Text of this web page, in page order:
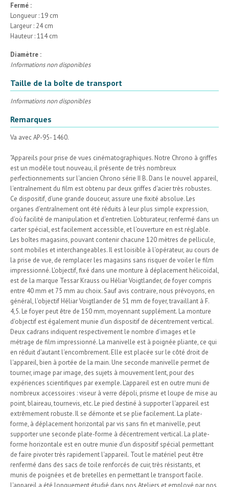
Fermé :
Longueur : 19 cm
Largeur : 24 cm
Hauteur : 114 cm
Diamètre :
Informations non disponibles
Taille de la boîte de transport
Informations non disponibles
Remarques
Va avec AP-95- 1460.
"Appareils pour prise de vues cinématographiques. Notre Chrono à griffes
est un modèle tout nouveau, il présente de très nombreux
perfectionnements sur l'ancien Chrono série II B. Dans le nouvel appareil,
l'entraînement du film est obtenu par deux griffes d'acier très robustes.
Ce dispositif, d'une grande douceur, assure une fixité absolue. Les
organes d'entraînement ont été réduits à leur plus simple expression,
d'où facilité de manipulation et d'entretien. L'obturateur, renfermé dans un
carter spécial, est facilement accessible, et l'ouverture en est réglable.
Les boîtes magasins, pouvant contenir chacune 120 mètres de pellicule,
sont mobiles et interchangeables. Il est loisible à l'opérateur, au cours de
la prise de vue, de remplacer les magasins sans risquer de voiler le film
impressionné. L'objectif, fixé dans une monture à déplacement hélicoïdal,
est de la marque Tessar Krauss ou Héliar Voigtlander, de foyer compris
entre 40 mm et 75 mm au choix. Sauf avis contraire, nous prévoyons, en
général, l'objectif Héliar Voigtlander de 51 mm de foyer, travaillant à F.
4,5. Le foyer peut être de 150 mm, moyennant supplément. La monture
d'objectif est également munie d'un dispositif de décentrement vertical.
Deux cadrans indiquent respectivement le nombre d'images et le
métrage de film impressionné. La manivelle est à poignée pliante, ce qui
en réduit d'autant l'encombrement. Elle est placée sur le côté droit de
l'appareil, bien à portée de la main. Une seconde manivelle permet de
tourner, image par image, des sujets à mouvement lent, pour des
expériences scientifiques par exemple. L'appareil est en outre muni de
nombreux accessoires : viseur à verre dépoli, prisme et loupe de mise au
point, blaireau, tournevis, etc. Le pied destiné à supporter l'appareil est
extrêmement robuste. Il se démonte et se plie facilement. La plate-
forme, à déplacement horizontal par vis sans fin et manivelle, peut
supporter une seconde plate-forme à décentrement vertical. La plate-
forme horizontale est en outre munie d'un dispositif spécial permettant
de faire pivoter très rapidement l'appareil. Tout le matériel peut être
renfermé dans des sacs de toile renforcés de cuir, très résistants, et
munis de poignées et de bretelles en permettant le transport facile.
L'appareil a été longuement étudié dans nos Ateliers et employé par nos